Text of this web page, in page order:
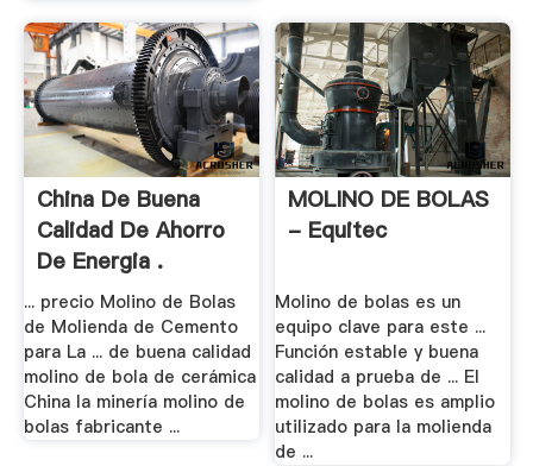
China De Buena
Calidad De Ahorro
De Energia .
... precio Molino de Bolas
de Molienda de Cemento
para La ... de buena calidad
molino de bola de cerámica
China la minería molino de
bolas fabricante ...
MOLINO DE BOLAS
- Equitec
Molino de bolas es un
equipo clave para este ...
Función estable y buena
calidad a prueba de ... El
molino de bolas es amplio
utilizado para la molienda
de ...